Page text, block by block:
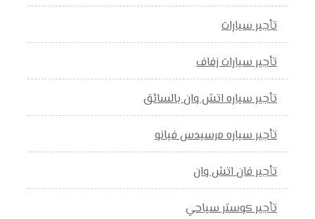
تأجير سيارات
تأجير سيارات زفاف
تأجير سياره اتش وان بالسائق
تأجير سياره مرسيدس فيانو
تأجير فان اتش وان
تأجير كوستر سياحي